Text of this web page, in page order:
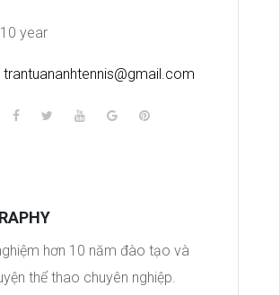
10 year
trantuananhtennis@gmail.com
hơn 10 năm đào tạo và
thể thao chuyên nghiệp.